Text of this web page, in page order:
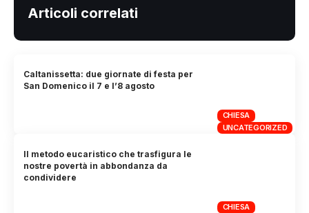
Articoli correlati
CHIESA
UNCATEGORIZED
Caltanissetta: due giornate di festa per
San Domenico il 7 e l’8 agosto
CHIESA
Il metodo eucaristico che trasfigura le
nostre povertà in abbondanza da
condividere